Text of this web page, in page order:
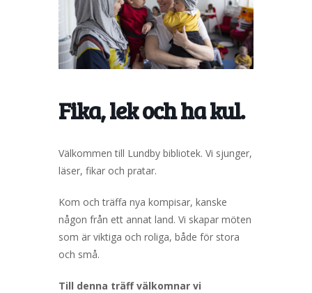
Fika, lek och ha kul.
Välkommen till Lundby bibliotek. Vi sjunger,
läser, fikar och pratar.
Kom och träffa nya kompisar, kanske
någon från ett annat land. Vi skapar möten
som är viktiga och roliga, både för stora
och små.
Till denna träff välkomnar vi